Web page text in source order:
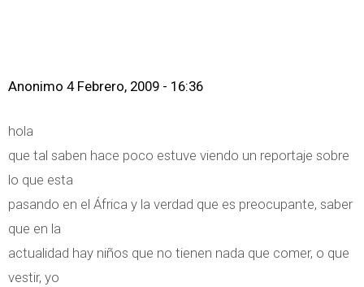
Anonimo 4 Febrero, 2009 - 16:36
hola
que tal saben hace poco estuve viendo un reportaje sobre
lo que esta
pasando en el África y la verdad que es preocupante, saber
que en la
actualidad hay niños que no tienen nada que comer, o que
vestir, yo